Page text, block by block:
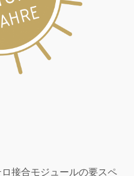
接合モジュールの要スペ